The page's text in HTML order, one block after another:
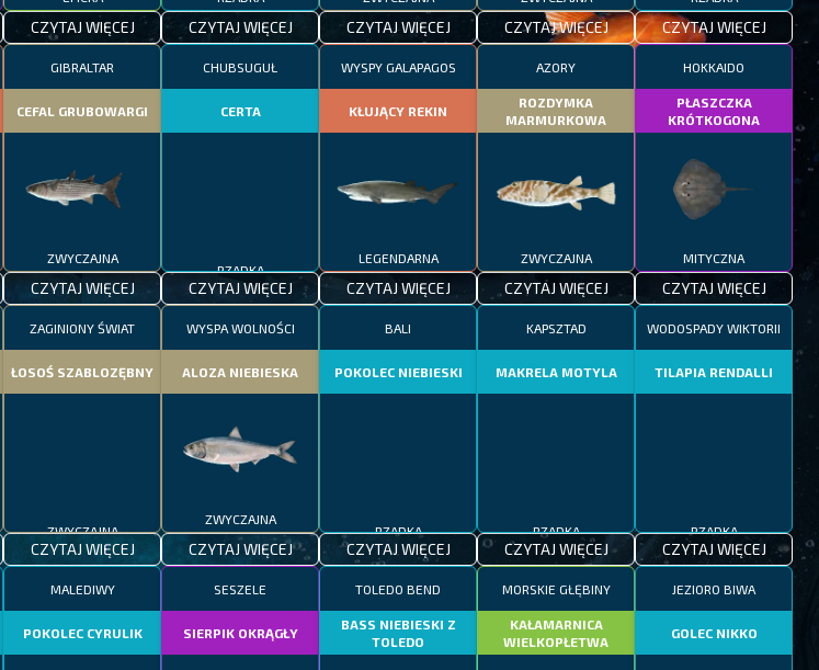
CZYTAJ WIĘCEJ CZYTAJ WIĘCEJ CZYTAJ WIĘCEJ CZYTAJ WIĘCEJ CZYTAJ WIĘCEJ
GIBRALTAR
CEFAL GRUBOWARGI
ZWYCZAJNA
CZYTAJ WIĘCEJ
CHUBSUGUŁ
CERTA
CZYTAJ WIĘCEJ
WYSPY GALAPAGOS
KŁUJĄCY REKIN
LEGENDARNA
CZYTAJ WIĘCEJ
AZORY
ROZDYMKA
MARMURKOWA
ZWYCZAJNA
CZYTAJ WIĘCEJ
HOKKAIDO
PŁASZCZKA
KRÓTKOGONA
MITYCZNA
CZYTAJ WIĘCEJ
ZAGINIONY ŚWIAT
ŁOSOŚ SZABLOZĘBNY
CZYTAJ WIĘCEJ
WYSPA WOLNOŚCI
ALOZA NIEBIESKA
ZWYCZAJNA
CZYTAJ WIĘCEJ
BALI
POKOLEC NIEBIESKI
CZYTAJ WIĘCEJ
KAPSZTAD
MAKRELA MOTYLA
CZYTAJ WIĘCEJ
WODOSPADY WIKTORII
TILAPIA RENDALLI
CZYTAJ WIĘCEJ
MALEDIWY
POKOLEC CYRULIK
SESZELE
SIERPIK OKRĄGŁY
TOLEDO BEND
BASS NIEBIESKI Z
TOLEDO
MORSKIE GŁĘBINY
KAŁAMARNICA
WIELKOPŁETWA
JEZIORO BIWA
GOLEC NIKKO